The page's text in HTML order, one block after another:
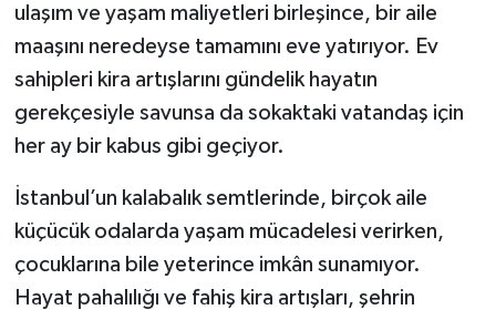
ulaşım ve yaşam maliyetleri birleşince, bir aile
maaşını neredeyse tamamını eve yatırıyor. Ev
sahipleri kira artışlarını gündelik hayatın
gerekçesiyle savunsa da sokaktaki vatandaş için
her ay bir kabus gibi geçiyor.
İstanbul’un kalabalık semtlerinde, birçok aile
küçücük odalarda yaşam mücadelesi verirken,
çocuklarına bile yeterince imkân sunamıyor.
Hayat pahalılığı ve fahiş kira artışları, şehrin